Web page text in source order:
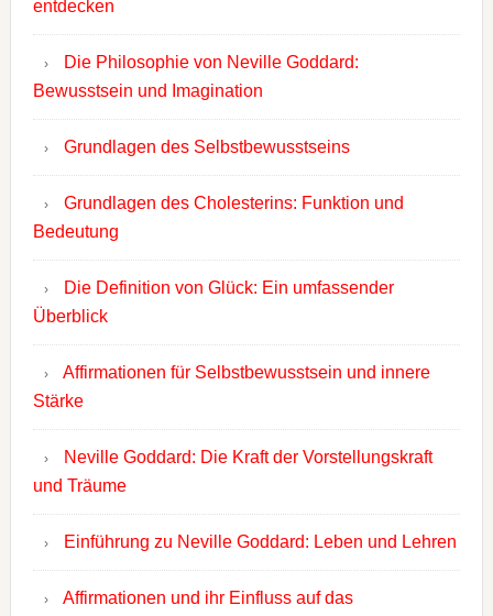
entdecken
Die Philosophie von Neville Goddard:
Bewusstsein und Imagination
Grundlagen des Selbstbewusstseins
Grundlagen des Cholesterins: Funktion und
Bedeutung
Die Definition von Glück: Ein umfassender
Überblick
Affirmationen für Selbstbewusstsein und innere
Stärke
Neville Goddard: Die Kraft der Vorstellungskraft
und Träume
Einführung zu Neville Goddard: Leben und Lehren
Affirmationen und ihr Einfluss auf das